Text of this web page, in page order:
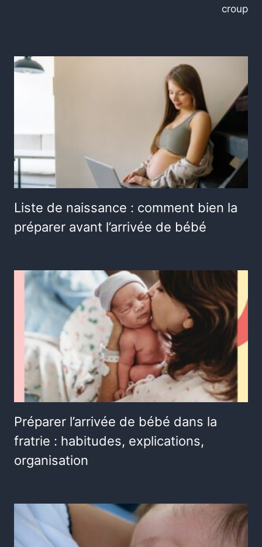
croup
Liste de naissance : comment bien la
préparer avant l’arrivée de bébé
Préparer l’arrivée de bébé dans la
fratrie : habitudes, explications,
organisation